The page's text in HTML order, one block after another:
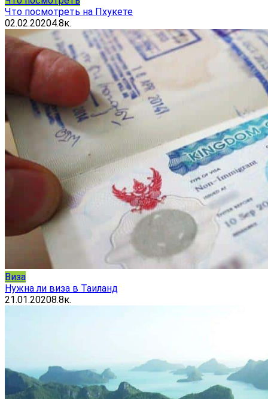
Что посмотреть на Пхукете
02.02.20204.8к.
Виза
Нужна ли виза в Таиланд
21.01.20208.8к.